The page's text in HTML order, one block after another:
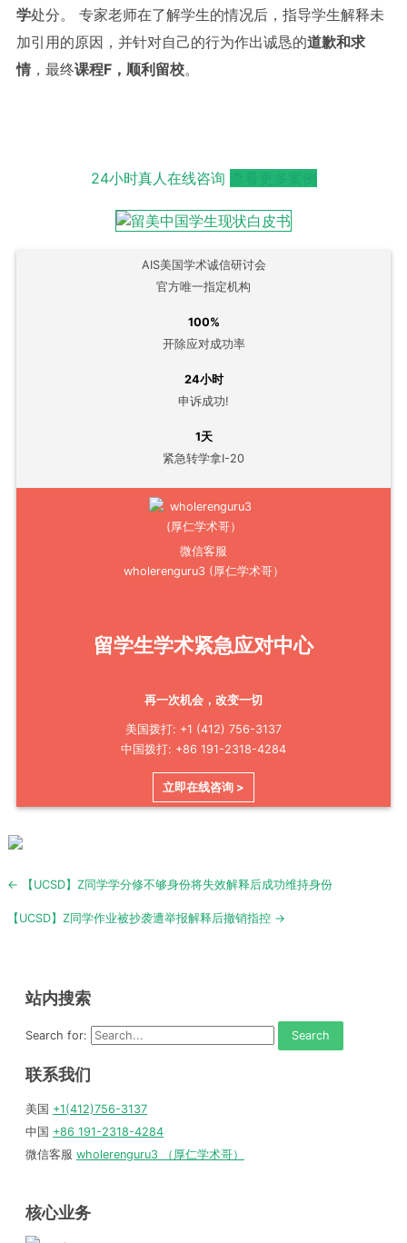
学处分。 专家老师在了解学生的情况后，指导学生解释未
加引用的原因，并针对自己的行为作出诚恳的道歉和求
情 ，最终课程F ，顺利留校。
24小时真人在线咨询
AIS美国学术诚信研讨会
官方唯一指定机构
100%
开除应对成功率
24小时
申诉成功!
1天
紧急转学拿I-20
微信客服
wholerenguru3 (厚仁学术哥）
留学生学术紧急应对中心
再一次机会，改变一切
美国拨打: +1 (412) 756-3137
中国拨打: +86 191-2318-4284
立即在线咨询 >
Post
← 【UCSD】Z同学学分修不够身份将失效解释后成功维持身份
【UCSD】Z同学作业被抄袭遭举报解释后撤销指控 →
站内搜索
Search for:
联系我们
美国 +1(412)756-3137
中国 +86 191-2318-4284
微信客服 wholerenguru3 （厚仁学术哥）
核心业务